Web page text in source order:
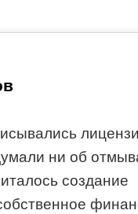
ни об
создание